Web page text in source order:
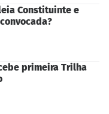
Constituinte e
primeira Trilha